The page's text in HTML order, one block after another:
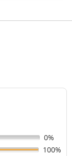
0%
100%